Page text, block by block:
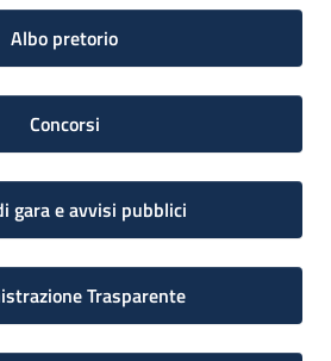
Albo pretorio
Concorsi
gara e avvisi pubblici
Trasparente